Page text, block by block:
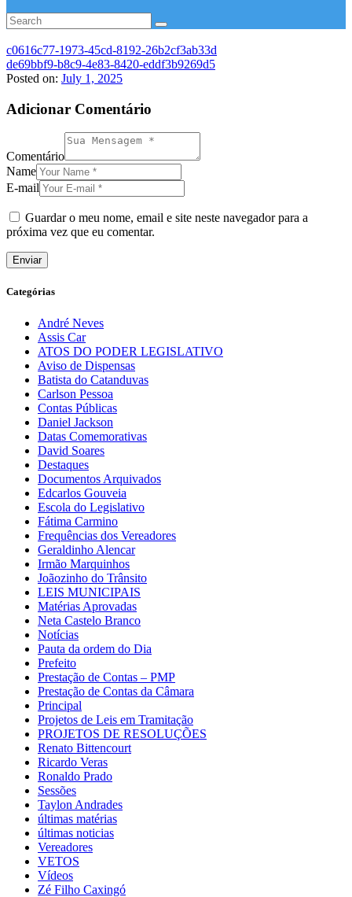
c0616c77-1973-45cd-8192-26b2cf3ab33d
de69bbf9-b8c9-4e83-8420-eddf3b9269d5
Posted on: July 1, 2025
Adicionar Comentário
Comentário
Name
E-mail
Guardar o meu nome, email e site neste navegador para a
próxima vez que eu comentar.
Categórias
André Neves
Assis Car
ATOS DO PODER LEGISLATIVO
Aviso de Dispensas
Batista do Catanduvas
Carlson Pessoa
Contas Públicas
Daniel Jackson
Datas Comemorativas
David Soares
Destaques
Documentos Arquivados
Edcarlos Gouveia
Escola do Legislativo
Fátima Carmino
Frequências dos Vereadores
Geraldinho Alencar
Irmão Marquinhos
Joãozinho do Trânsito
LEIS MUNICIPAIS
Matérias Aprovadas
Neta Castelo Branco
Notícias
Pauta da ordem do Dia
Prefeito
Prestação de Contas – PMP
Prestação de Contas da Câmara
Principal
Projetos de Leis em Tramitação
PROJETOS DE RESOLUÇÕES
Renato Bittencourt
Ricardo Veras
Ronaldo Prado
Sessões
Taylon Andrades
últimas matérias
últimas noticias
Vereadores
VETOS
Vídeos
Zé Filho Caxingó